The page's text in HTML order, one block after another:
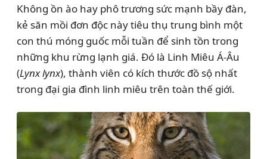
Không ồn ào hay phô trương sức mạnh bầy đàn,
kẻ săn mồi đơn độc này tiêu thụ trung bình một
con thú móng guốc mỗi tuần để sinh tồn trong
những khu rừng lạnh giá. Đó là Linh Miêu Á-Âu
(Lynx lynx), thành viên có kích thước đồ sộ nhất
trong đại gia đình linh miêu trên toàn thế giới.